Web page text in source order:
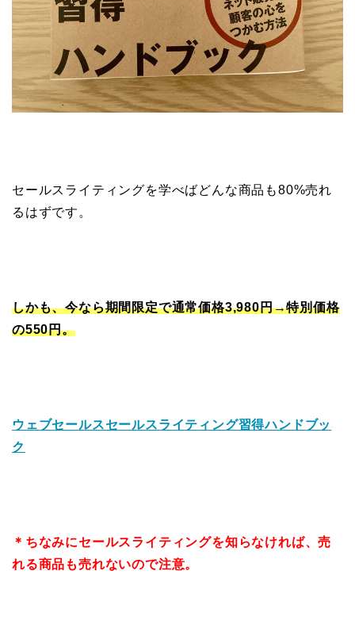
セールスライティングを学べばどんな商品も80%売れ
るはずです。
しかも、今なら期間限定で通常価格3,980円→特別価格
の550円。
ウェブセールスセールスライティング習得ハンドブッ
ク
＊ちなみにセールスライティングを知らなければ、売
れる商品も売れないので注意。